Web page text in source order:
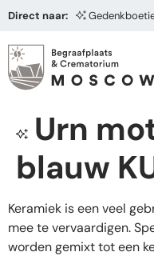
Direct naar:
Urn
blauw
Keramiek is een veel
mee te vervaardigen.
worden gemixt tot een